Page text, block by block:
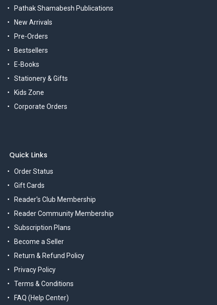
Pathak Shamabesh Publications
New Arrivals
Pre-Orders
Bestsellers
E-Books
Stationery & Gifts
Kids Zone
Corporate Orders
Quick Links
Order Status
Gift Cards
Reader's Club Membership
Reader Community Membership
Subscription Plans
Become a Seller
Return & Refund Policy
Privacy Policy
Terms & Conditions
FAQ (Help Center)